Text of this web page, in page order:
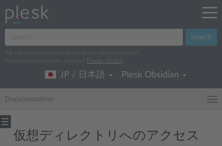
Search
We log search terms to improve our documentation.
For more information, read our
Privacy Policy
JP / 日本語 Plesk Obsidian
Documentation
仮想ディレクトリへのアクセス